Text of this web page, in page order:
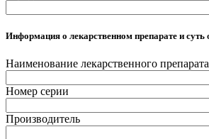
Информация о лекарственном препарате и
Наименование лекарственного препарата
Номер серии
Производитель